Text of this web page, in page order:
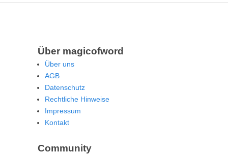
Über magicofword
Über uns
AGB
Datenschutz
Rechtliche Hinweise
Impressum
Kontakt
Community